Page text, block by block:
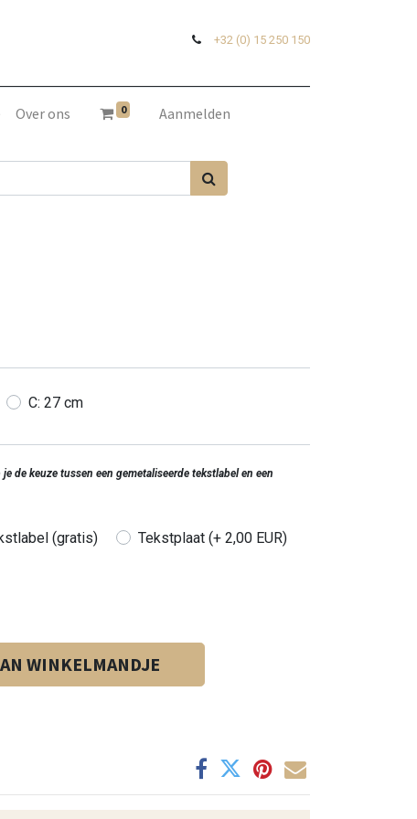
+32 (0) 15 250 150
Over ons 0 Aanmelden
C: 27 cm
de keuze tussen een gemetaliseerde tekstlabel en een
(gratis) Tekstplaat (+ 2,00 EUR)
WINKELMANDJE